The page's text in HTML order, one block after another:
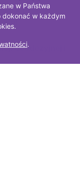
Geodezyjnej i
w Państwa
dokonać w każdym
.